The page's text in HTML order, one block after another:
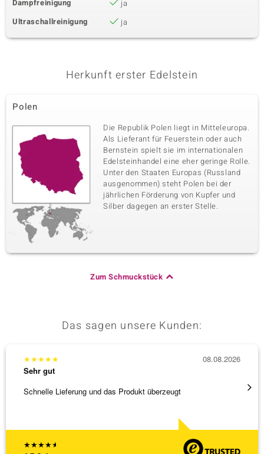
Dampfreinigung
ja
Ultraschallreinigung
ja
Herkunft erster Edelstein
Polen
Die Republik Polen liegt in Mitteleuropa.
Als Lieferant für Feuerstein oder auch
Bernstein spielt sie im internationalen
Edelsteinhandel eine eher geringe Rolle.
Unter den Staaten Europas (Russland
ausgenommen) steht Polen bei der
jährlichen Förderung von Kupfer und
Silber dagegen an erster Stelle.
Zum Schmuckstück
Das sagen unsere Kunden:
★★★★★
★★★★★
Sehr gut
Schnelle Lieferung und das Produkt überzeugt
08.08.2026